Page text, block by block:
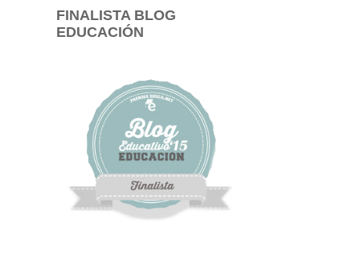
FINALISTA BLOG
EDUCACIÓN